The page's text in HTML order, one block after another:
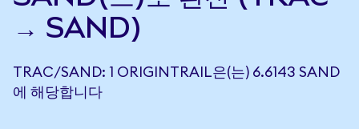
→ SAND)
TRAC/SAND: 1 ORIGINTRAIL은(는) 6.6143 SAND
에 해당합니다